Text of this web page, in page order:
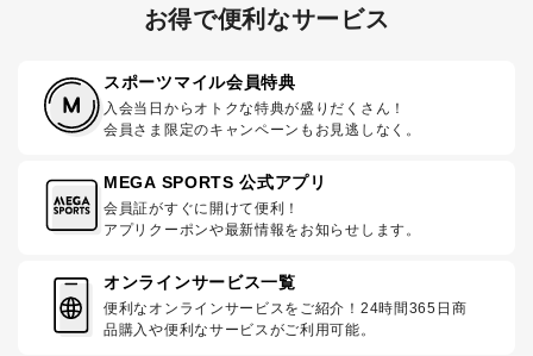
お得で便利なサービス
スポーツマイル会員特典
入会当日からオトクな特典が盛りだくさん！
会員さま限定のキャンペーンもお見逃しなく。
MEGA SPORTS 公式アプリ
会員証がすぐに開けて便利！
アプリクーポンや最新情報をお知らせします。
オンラインサービス一覧
便利なオンラインサービスをご紹介！24時間365日商
品購入や便利なサービスがご利用可能。